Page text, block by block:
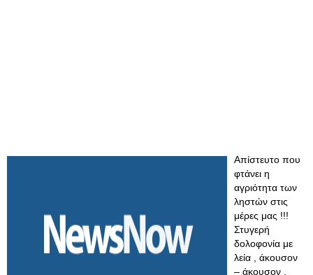
Απίστευτο που
φτάνει η
αγριότητα των
ληστών στις
μέρες μας !!!
Στυγερή
δολοφονία με
λεία , άκουσον
– άκουσον ,